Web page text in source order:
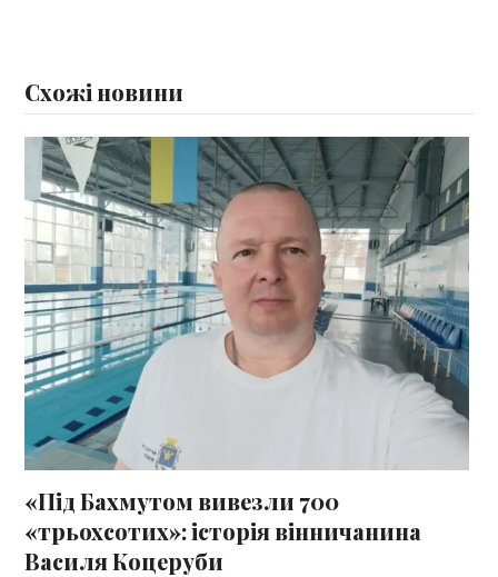
Схожі новини
«Під Бахмутом вивезли 700
«трьохсотих»: історія вінничанина
Василя Коцеруби